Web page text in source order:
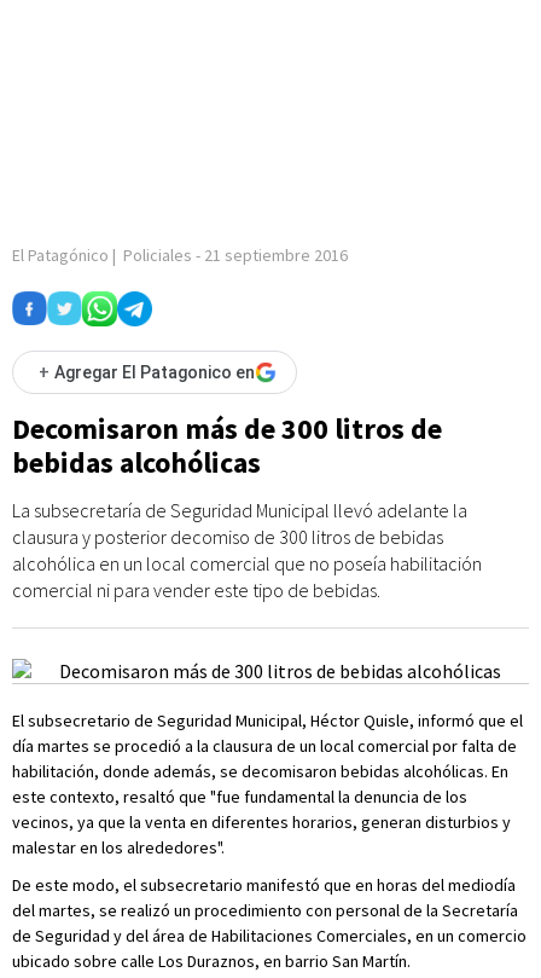
El Patagónico | Policiales - 21 septiembre 2016
+ Agregar El Patagonico en
Decomisaron más de 300 litros de
bebidas alcohólicas
La subsecretaría de Seguridad Municipal llevó adelante la
clausura y posterior decomiso de 300 litros de bebidas
alcohólica en un local comercial que no poseía habilitación
comercial ni para vender este tipo de bebidas.
El subsecretario de Seguridad Municipal, Héctor Quisle, informó que el
día martes se procedió a la clausura de un local comercial por falta de
habilitación, donde además, se decomisaron bebidas alcohólicas. En
este contexto, resaltó que "fue fundamental la denuncia de los
vecinos, ya que la venta en diferentes horarios, generan disturbios y
malestar en los alrededores".
De este modo, el subsecretario manifestó que en horas del mediodía
del martes, se realizó un procedimiento con personal de la Secretaría
de Seguridad y del área de Habilitaciones Comerciales, en un comercio
ubicado sobre calle Los Duraznos, en barrio San Martín.